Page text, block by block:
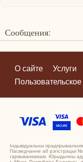
Сообщения:
О сайте Услуги
Індывідуальны
Пасведчанне аб рэгістрацыі
гарвыканкамам. Юрыдычны